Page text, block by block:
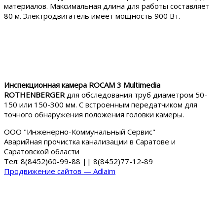
материалов. Максимальная длина для работы составляет
80 м. Электродвигатель имеет мощность 900 Вт.
Инспекционная камера ROCAM 3 Multimedia
ROTHENBERGERдля обследования труб диаметром 50-
150 или 150-300 мм. С встроенным передатчиком для
точного обнаружения положения головки камеры.
ООО "Инженерно-Коммунальный Сервис"
Аварийная прочистка канализации в Саратове и
Саратовской области
Тел: 8(8452)60-99-88 || 8(8452)77-12-89
Продвижение сайтов — Adlaim